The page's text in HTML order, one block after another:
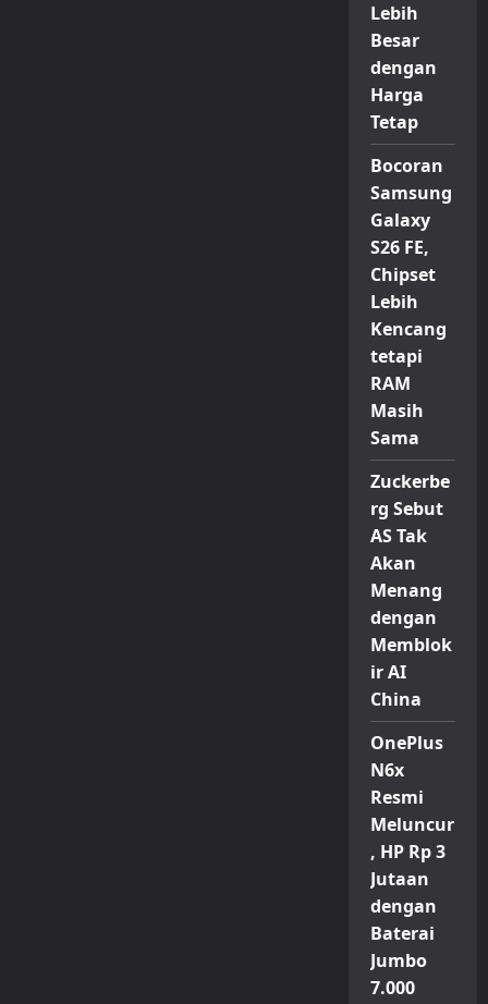
Lebih
Besar
dengan
Harga
Tetap
Bocoran
Samsung
Galaxy
S26 FE,
Chipset
Lebih
Kencang
tetapi
RAM
Masih
Sama
Zuckerbe
rg Sebut
AS Tak
Akan
Menang
dengan
Memblok
ir AI
China
OnePlus
N6x
Resmi
Meluncur
, HP Rp 3
Jutaan
dengan
Baterai
Jumbo
7.000